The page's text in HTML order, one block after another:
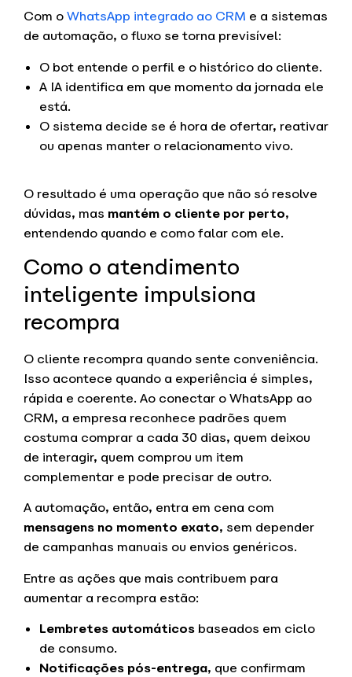
Com oWhatsApp integrado ao CRM e a sistemas
de automação, o fluxo se torna previsível:
O bot entende o perfil e o histórico do cliente.
A IA identifica em que momento da jornada ele
está.
O sistema decide se é hora de ofertar, reativar
ou apenas manter o relacionamento vivo.
O resultado é uma operação que não só resolve
dúvidas, mas mantém o cliente por perto,
entendendo quando e como falar com ele.
Como o atendimento
inteligente impulsiona
recompra
O cliente recompra quando sente conveniência.
Isso acontece quando a experiência é simples,
rápida e coerente. Ao conectar o WhatsApp ao
CRM, a empresa reconhece padrões quem
costuma comprar a cada 30 dias, quem deixou
de interagir, quem comprou um item
complementar e pode precisar de outro.
A automação, então, entra em cena com
mensagens no momento exato, sem depender
de campanhas manuais ou envios genéricos.
Entre as ações que mais contribuem para
aumentar a recompra estão:
Lembretes automáticosbaseados em ciclo
de consumo.
Notificações pós-entrega, que confirmam